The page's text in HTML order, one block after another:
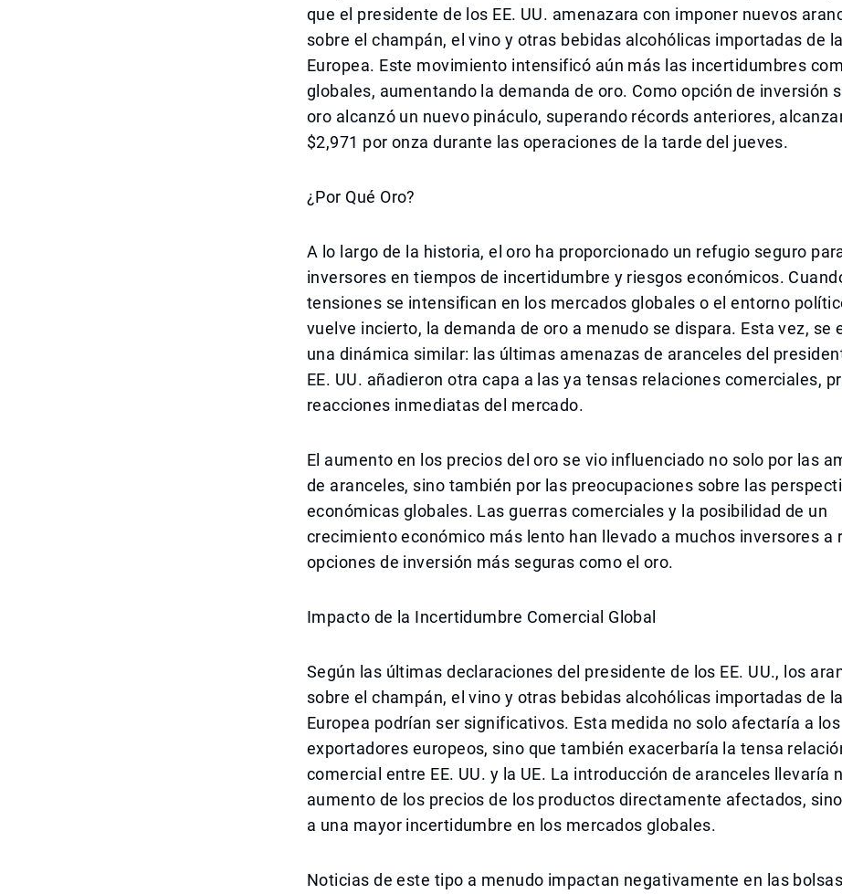
que el presidente de los EE. UU. amenazara con imponer nuevos
sobre el champán, el vino y otras bebidas alcohólicas importadas de
Europea. Este movimiento intensificó aún más las incertidumbres
globales, aumentando la demanda de oro. Como opción de inversión
oro alcanzó un nuevo pináculo, superando récords anteriores,
$2,971 por onza durante las operaciones de la tarde del jueves.
¿Por Qué Oro?
A lo largo de la historia, el oro ha proporcionado un refugio seguro
inversores en tiempos de incertidumbre y riesgos económicos.
tensiones se intensifican en los mercados globales o el entorno
vuelve incierto, la demanda de oro a menudo se dispara. Esta vez, se
una dinámica similar: las últimas amenazas de aranceles del
EE. UU. añadieron otra capa a las ya tensas relaciones comerciales,
reacciones inmediatas del mercado.
El aumento en los precios del oro se vio influenciado no solo por las
de aranceles, sino también por las preocupaciones sobre las
económicas globales. Las guerras comerciales y la posibilidad de un
crecimiento económico más lento han llevado a muchos inversores a
opciones de inversión más seguras como el oro.
Impacto de la Incertidumbre Comercial Global
Según las últimas declaraciones del presidente de los EE. UU., los
sobre el champán, el vino y otras bebidas alcohólicas importadas de
Europea podrían ser significativos. Esta medida no solo afectaría a los
exportadores europeos, sino que también exacerbaría la tensa
comercial entre EE. UU. y la UE. La introducción de aranceles llevaría
aumento de los precios de los productos directamente afectados,
a una mayor incertidumbre en los mercados globales.
Noticias de este tipo a menudo impactan negativamente en las